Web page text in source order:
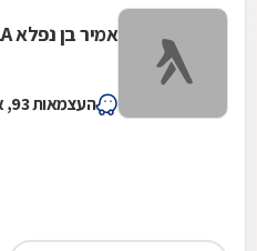
אמיר בן נפלא AMIR BEN-NIFLA
העצמאות 93, אשדוד